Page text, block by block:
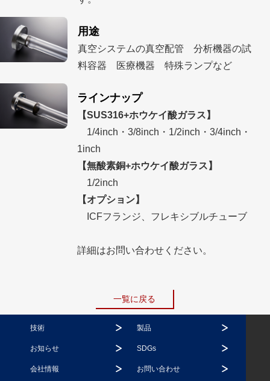
用途
真空システムの真空配管 分析機器の試
料容器 医療機器 特殊ランプなど
ラインナップ
【SUS316+ホウケイ酸ガラス】
1/4inch・3/8inch・1/2inch・3/4inch・
1inch
【無酸素銅+ホウケイ酸ガラス】
1/2inch
【オプション】
ICFフランジ、フレキシブルチューブ
詳細はお問い合わせください。
一覧に戻る
技術 製品
お知らせ SDGs
会社情報 お問い合わせ